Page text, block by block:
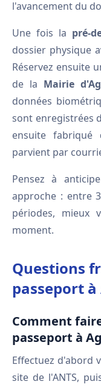
l'avancement du
Une fois la pré-
dossier physique
Réservez ensuite
de la Mairie
données
sont enregistrées
ensuite fabriqué
parvient par
Pensez à
approche : entre
périodes, mieux
moment.
Questions
passeport à
Comment
passeport à
Effectuez d'abord
site de l'ANTS,